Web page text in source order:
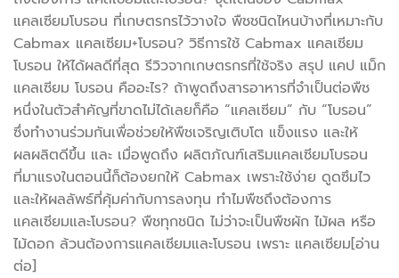
แคลเซียมโบรอน ที่เกษตรกรไว้วางใจ พืชชนิดไหนบ้างที่เหมาะกับ
Cabmax แคลเซียม+โบรอน? วิธีการใช้ Cabmax แคลเซียม
โบรอน ให้ได้ผลดีที่สุด รีวิวจากเกษตรกรที่ใช้จริง สรุป แคป แม็ก
แคลเซียม โบรอน คืออะไร? ถ้าพูดถึงสารอาหารที่จำเป็นต่อพืช
หนึ่งในตัวสำคัญที่ขาดไม่ได้เลยก็คือ “แคลเซียม” กับ “โบรอน”
ซึ่งทำงานร่วมกันเพื่อช่วยให้พืชเจริญเติบโต แข็งแรง และให้
ผลผลิตดีขึ้น และ เมื่อพูดถึง ผลิตภัณฑ์เสริมแคลเซียมโบรอน
ที่มาแรงในตอนนี้ก็ต้องยกให้ Cabmax เพราะใช้ง่าย ดูดซึมไว
และให้ผลลัพธ์ที่คุ้มค่ากับการลงทุน ทำไมพืชถึงต้องการ
แคลเซียมและโบรอน? พืชทุกชนิด ไม่ว่าจะเป็นพืชผัก ไม้ผล หรือ
ไม้ดอก ล้วนต้องการแคลเซียมและโบรอน เพราะ แคลเซียม[อ่าน
ต่อ]